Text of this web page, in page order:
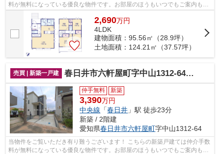
料が無料になっている優良な物件です。お部屋のほうもいつでもご案内もさ
せて頂きますのでお気軽にお問合せ下...
2,690万円
4LDK
建物面積：95.56㎡（28.9坪）
土地面積：124.21㎡（37.57坪）
売買 | 新築一戸建 春日井市六軒屋町字中山1312-64『仲介料無料』新築戸建て
仲手無料 新築
3,390万円
中央線 「春日井 」駅 徒歩23分
新築 / 2階建
愛知県春日井市六軒屋町字中山1312-64
当物件をご覧いただき有り難うございます！ こちらの新築戸建ては仲介手数
料が無料になっている優良な物件です。お部屋のほうもいつでもご案内もさ